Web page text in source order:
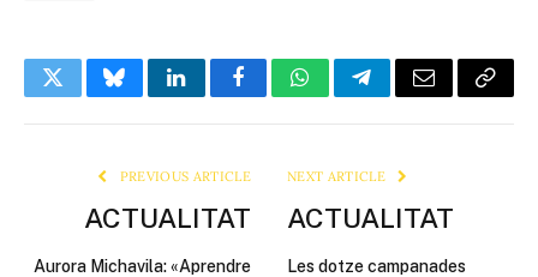
TwitterBlueskyLinkedInFacebookWhatsAppTelegramEmail Copy
PREVIOUS ARTICLE
ACTUALITAT
Aurora Michavila: «Aprendre
NEXT ARTICLE
ACTUALITAT
Les dotze campanades